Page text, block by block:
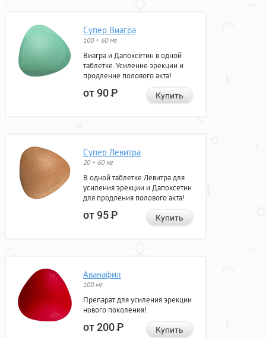
Супер Виагра
100 + 60 мг
Виагра и Дапоксетин в одной
таблетке. Усиление эрекции и
продление полового акта!
от 90Р Купить
Супер Левитра
20 + 60 мг
В одной таблетке Левитра для
усиления эрекции и Дапоксетин
для продления полового акта!
от 95Р Купить
Аванафил
100 мг
Препарат для усиления эрекции
нового поколения!
от 200Р Купить